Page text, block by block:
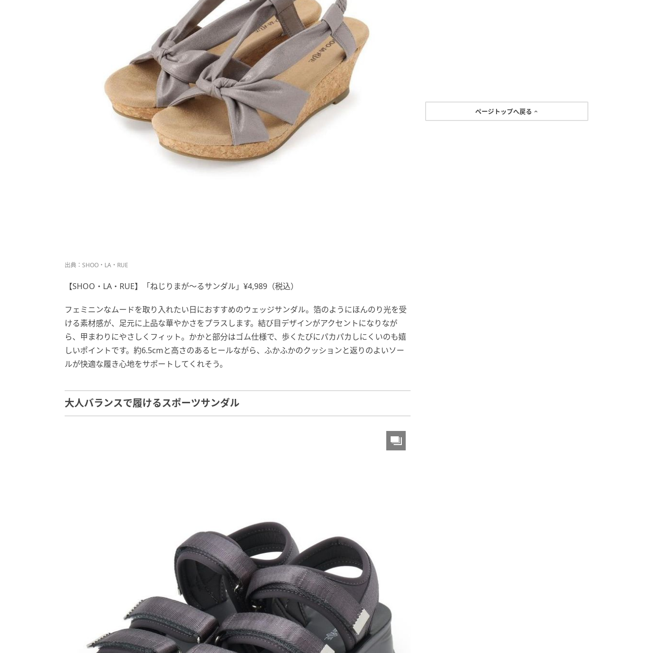
出典：SHOO・LA・RUE
【SHOO・LA・RUE】「ねじりまが～るサンダル」¥4,989（税込）
フェミニンなムードを取り入れたい日におすすめのウェッジサンダル。箔のようにほんのり光を受
ける素材感が、足元に上品な華やかさをプラスします。結び目デザインがアクセントになりなが
ら、甲まわりにやさしくフィット。かかと部分はゴム仕様で、歩くたびにパカパカしにくいのも嬉
しいポイントです。約6.5cmと高さのあるヒールながら、ふかふかのクッションと返りのよいソー
ルが快適な履き心地をサポートしてくれそう。
大人バランスで履けるスポーツサンダル
ページトップへ戻る